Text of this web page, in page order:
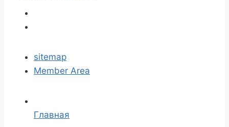
sitemap
Member Area
Главная